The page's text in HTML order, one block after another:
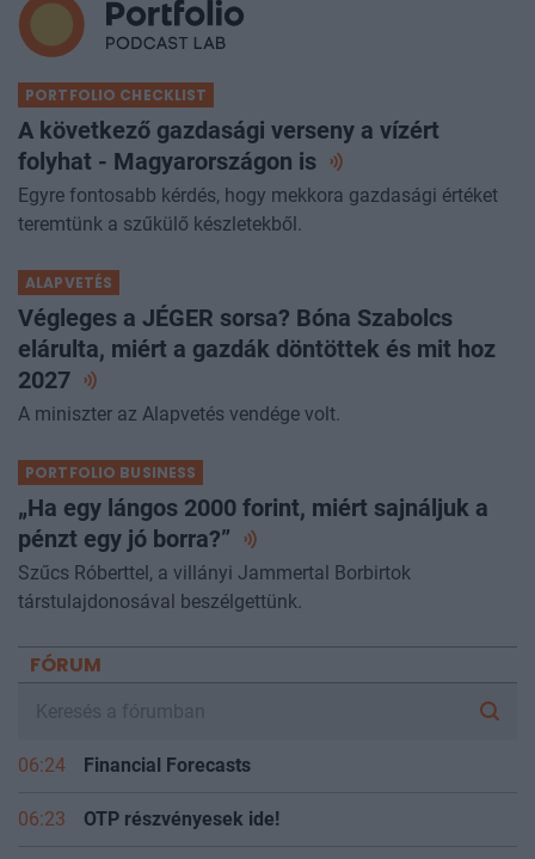
PORTFOLIO CHECKLIST
A következő gazdasági verseny a vízért
folyhat - Magyarországon is
Egyre fontosabb kérdés, hogy mekkora gazdasági értéket
teremtünk a szűkülő készletekből.
ALAPVETÉS
Végleges a JÉGER sorsa? Bóna Szabolcs
elárulta, miért a gazdák döntöttek és mit hoz
2027
A miniszter az Alapvetés vendége volt.
PORTFOLIO BUSINESS
„Ha egy lángos 2000 forint, miért sajnáljuk a
pénzt egy jó borra?”
Szűcs Róberttel, a villányi Jammertal Borbirtok
társtulajdonosával beszélgettünk.
FÓRUM
06:24 Financial Forecasts
06:23 OTP részvényesek ide!